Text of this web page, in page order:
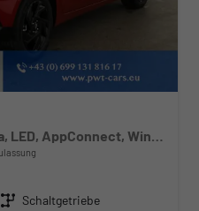
Getriebe Schaltgetriebe